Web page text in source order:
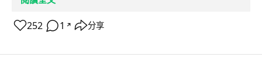
252 1 ↗ 分享